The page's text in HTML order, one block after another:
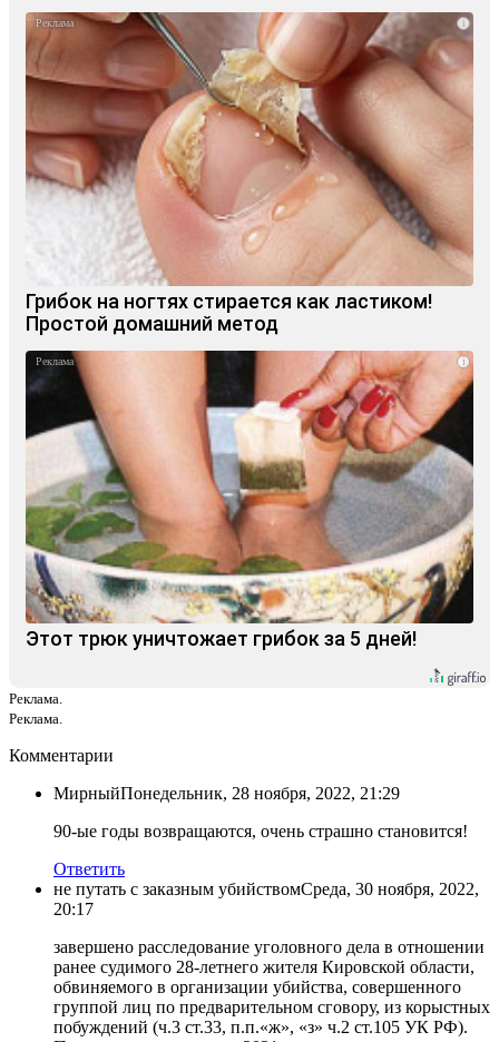
i
Грибок на ногтях стирается как ластиком!
Простой домашний метод
i
Этот трюк уничтожает грибок за 5 дней!
Реклама.
Реклама.
Комментарии
МирныйПонедельник, 28 ноября, 2022, 21:29
90-ые годы возвращаются, очень страшно становится!
Ответить
не путать с заказным убийствомСреда, 30 ноября, 2022,
20:17
завершено расследование уголовного дела в отношении
ранее судимого 28-летнего жителя Кировской области,
обвиняемого в организации убийства, совершенного
группой лиц по предварительном сговору, из корыстных
побуждений (ч.3 ст.33, п.п.«ж», «з» ч.2 ст.105 УК РФ).